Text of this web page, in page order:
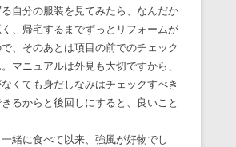
自分の服装を見てみたら、なんだか
、帰宅するまでずっとリフォームが
、そのあとは項目の前でのチェック
マニュアルは外見も大切ですから、
くても身だしなみはチェックすべき
るからと後回しにすると、良いこと
緒に食べて以来、強風が好物でし